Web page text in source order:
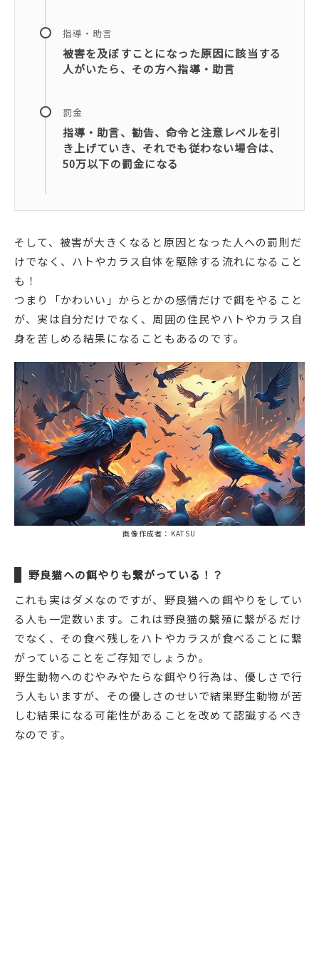
指導・助言
被害を及ぼすことになった原因に該当する
人がいたら、その方へ指導・助言
罰金
指導・助言、勧告、命令と注意レベルを引
き上げていき、それでも従わない場合は、
50万以下の罰金になる
そして、被害が大きくなると原因となった人への罰則だ
けでなく、ハトやカラス自体を駆除する流れになること
も！
つまり「かわいい」からとかの感情だけで餌をやること
が、実は自分だけでなく、周囲の住民やハトやカラス自
身を苦しめる結果になることもあるのです。
画像作成者：KATSU
野良猫への餌やりも繋がっている！？
これも実はダメなのですが、野良猫への餌やりをしてい
る人も一定数います。これは野良猫の繫殖に繋がるだけ
でなく、その食べ残しをハトやカラスが食べることに繋
がっていることをご存知でしょうか。
野生動物へのむやみやたらな餌やり行為は、優しさで行
う人もいますが、その優しさのせいで結果野生動物が苦
しむ結果になる可能性があることを改めて認識するべき
なのです。